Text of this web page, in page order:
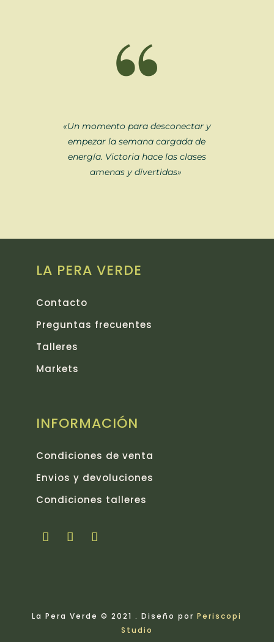
“
«Un momento para desconectar y
empezar la semana cargada de
energía. Victoria hace las clases
amenas y divertidas»
LA PERA VERDE
Contacto
Preguntas frecuentes
Talleres
Markets
INFORMACIÓN
Condiciones de venta
Envios y devoluciones
Condiciones talleres
La Pera Verde © 2021 . Diseño porPeriscopi
Studio